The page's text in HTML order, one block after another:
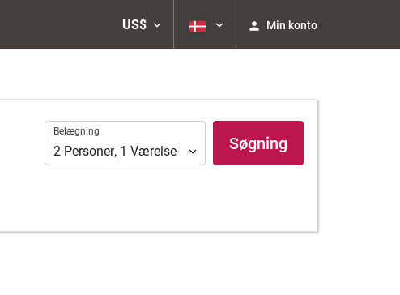
US$ Min konto
Belægning
Belægning
2 Personer, 1 Værelse Søgning